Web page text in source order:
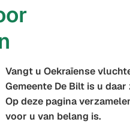
Vangt u Oekraïense
Gemeente De Bilt is u
Op deze pagina
voor u van belang is.